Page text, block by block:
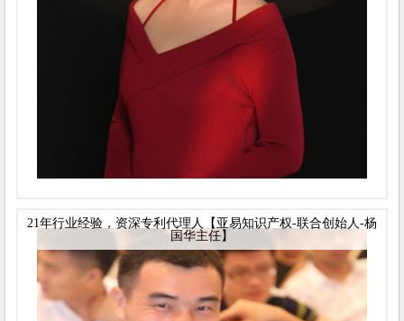
21年行业经验，资深专利代理人【亚易知识产权-联合创始人-杨
国华主任】